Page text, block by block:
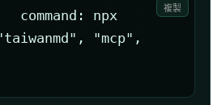
複製
command: npx
"mcp",